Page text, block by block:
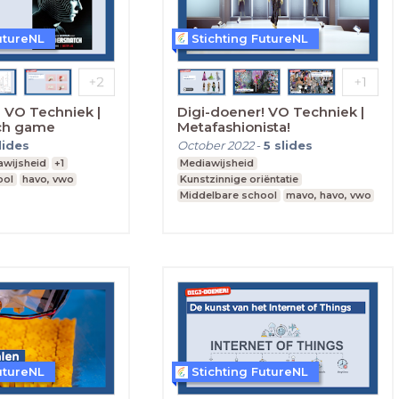
Techniek |
game
+1
havo, vwo
Digi-doener! VO Techniek |
Metafashionista!
October 2022-5 slides
Mediawijsheid
Kunstzinnige oriëntatie
Middelbare school
mavo, havo, vwo
Stichting FutureNL
Stichting FutureNL